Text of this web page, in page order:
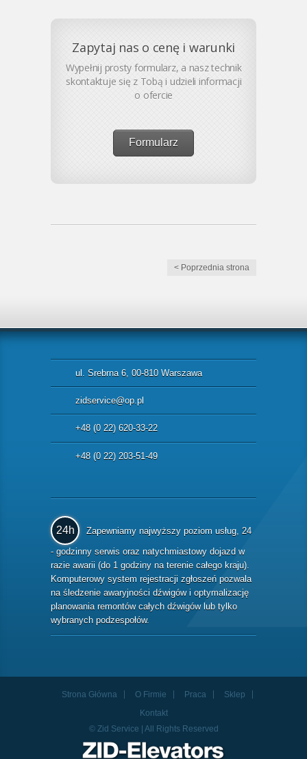
Zapytaj nas o cenę i warunki
Wypełnij prosty formularz, a nasz technik
skontaktuje się z Tobą i udzieli informacji
o ofercie
Formularz
< Poprzednia strona
ul. Srebrna 6, 00-810 Warszawa
zidservice@op.pl
+48 (0 22) 620-33-22
+48 (0 22) 203-51-49
24h
Zapewniamy najwyższy poziom usług, 24
- godzinny serwis oraz natychmiastowy dojazd w
razie awarii (do 1 godziny na terenie całego kraju).
Komputerowy system rejestracji zgłoszeń pozwala
na śledzenie awaryjności dźwigów i optymalizację
planowania remontów całych dźwigów lub tylko
wybranych podzespołów.
Strona Główna O Firmie Praca
Sklep
Kontakt
© Zid Service | All Rights Reserved